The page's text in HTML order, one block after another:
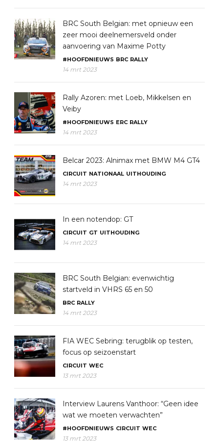
BRC South Belgian: met opnieuw een
zeer mooi deelnemersveld onder
aanvoering van Maxime Potty
#HOOFDNIEUWS BRC RALLY
14 mrt 2023
Rally Azoren: met Loeb, Mikkelsen en
Veiby
#HOOFDNIEUWS ERC RALLY
14 mrt 2023
Belcar 2023: Alnimax met BMW M4 GT4
CIRCUIT NATIONAAL UITHOUDING
14 mrt 2023
In een notendop: GT
CIRCUIT GT UITHOUDING
14 mrt 2023
BRC South Belgian: evenwichtig
startveld in VHRS 65 en 50
BRC RALLY
14 mrt 2023
FIA WEC Sebring: terugblik op testen,
focus op seizoenstart
CIRCUIT WEC
13 mrt 2023
Interview Laurens Vanthoor: “Geen idee
wat we moeten verwachten”
#HOOFDNIEUWS CIRCUIT WEC
13 mrt 2023